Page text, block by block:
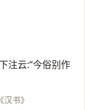
注云:“今俗别作
《汉书》